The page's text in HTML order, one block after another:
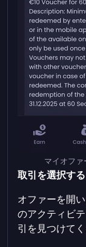
マイオフ
取引を選択する
オファーを開
のアクティビ
引を見つけてく